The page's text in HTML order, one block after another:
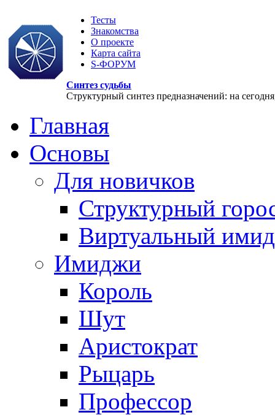
Тесты
Знакомства
О проекте
Карта сайта
S-ФОРУМ
Синтез судьбы
Структурный синтез предназначений: на
Главная
Основы
Для новичков
Структурный
Виртуальный
Имиджи
Король
Шут
Аристократ
Рыцарь
Профессор